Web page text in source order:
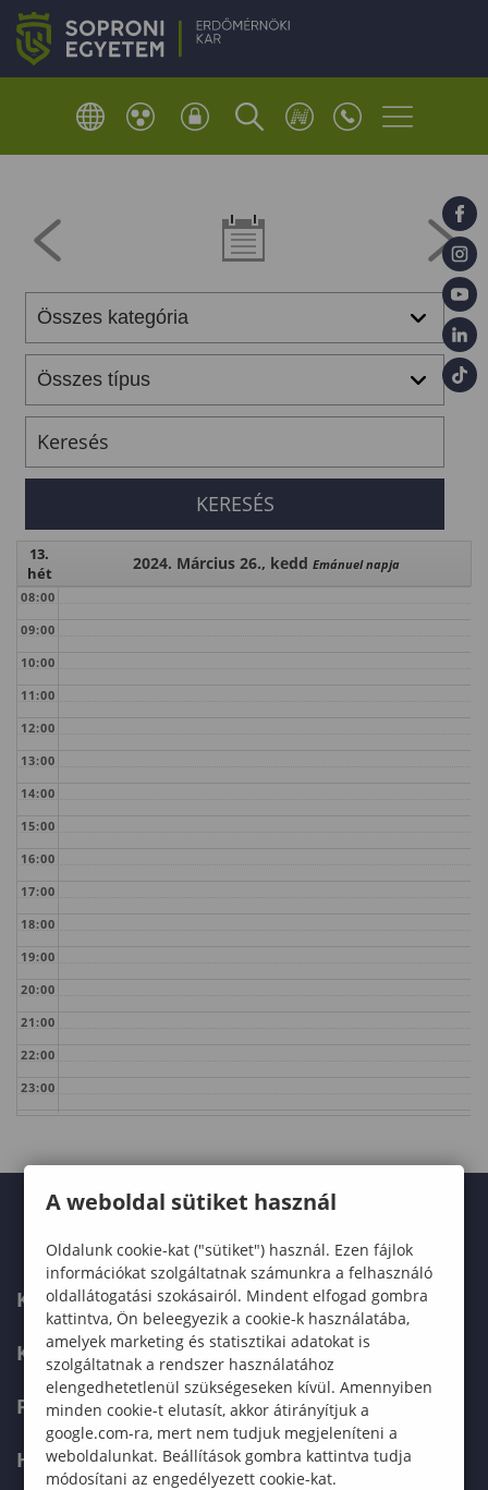
13.
hét
2024. Március 26., kedd Emánuel napja
08:00
09:00
10:00
11:00
12:00
13:00
14:00
15:00
16:00
17:00
18:00
19:00
20:00
21:00
22:00
23:00
KARUNK
KÉPZÉSEK
FELVÉTELIZŐKNEK
HALLGATÓKNAK
A weboldal sütiket használ
Oldalunk cookie-kat ("sütiket") használ. Ezen fájlok
információkat szolgáltatnak számunkra a felhasználó
oldallátogatási szokásairól. Mindent elfogad gombra
kattintva, Ön beleegyezik a cookie-k használatába,
amelyek marketing és statisztikai adatokat is
szolgáltatnak a rendszer használatához
elengedhetetlenül szükségeseken kívül. Amennyiben
minden cookie-t elutasít, akkor átirányítjuk a
google.com-ra, mert nem tudjuk megjeleníteni a
weboldalunkat. Beállítások gombra kattintva tudja
módosítani az engedélyezett cookie-kat.